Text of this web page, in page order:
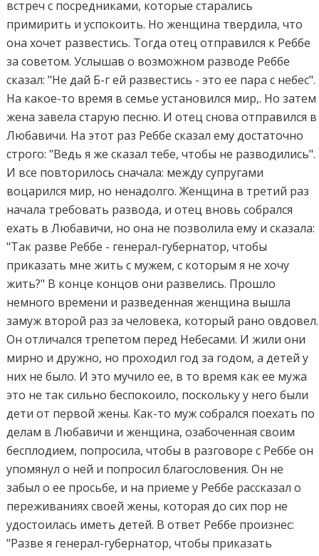
встреч с посредниками, которые старались
примирить и успокоить. Но женщина твердила, что
она хочет развестись. Тогда отец отправился к Реббе
за советом. Услышав о возможном разводе Реббе
сказал: "Не дай Б-г ей развестись - это ее пара с небес".
На какое-то время в семье установился мир,. Но затем
жена завела старую песню. И отец снова отправился в
Любавичи. На этот раз Реббе сказал ему достаточно
строго: "Ведь я же сказал тебе, чтобы не разводились".
И все повторилось сначала: между супругами
воцарился мир, но ненадолго. Женщина в третий раз
начала требовать развода, и отец вновь собрался
ехать в Любавичи, но она не позволила ему и сказала:
"Так разве Реббе - генерал-губернатор, чтобы
приказать мне жить с мужем, с которым я не хочу
жить?" В конце концов они развелись. Прошло
немного времени и разведенная женщина вышла
замуж второй раз за человека, который рано овдовел.
Он отличался трепетом перед Небесами. И жили они
мирно и дружно, но проходил год за годом, а детей у
них не было. И это мучило ее, в то время как ее мужа
это не так сильно беспокоило, поскольку у него были
дети от первой жены. Как-то муж собрался поехать по
делам в Любавичи и женщина, озабоченная своим
бесплодием, попросила, чтобы в разговоре с Реббе он
упомянул о ней и попросил благословения. Он не
забыл о ее просьбе, и на приеме у Реббе рассказал о
переживаниях своей жены, которая до сих пор не
удостоилась иметь детей. В ответ Реббе произнес:
"Разве я генерал-губернатор, чтобы приказать